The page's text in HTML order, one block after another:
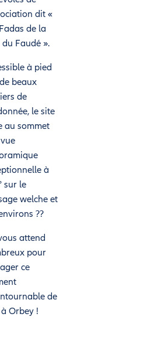
dit «
de la
Faudé ».
à pied
beaux
de
le site
au sommet
à
sur le
welche et
??
attend
pour
ce
de
à Orbey !